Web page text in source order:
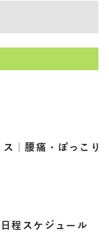
｜腰痛・ぽっこり
程スケジュール